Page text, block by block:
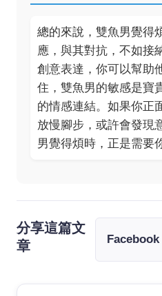
總的來說，雙魚男覺得
應，與其對抗，不如接
創意表達，你可以幫助
住，雙魚男的敏感是寶
的情感連結。如果你正
放慢腳步，或許會發現
男覺得煩時，正是需要
分享這篇文
章
Facebook